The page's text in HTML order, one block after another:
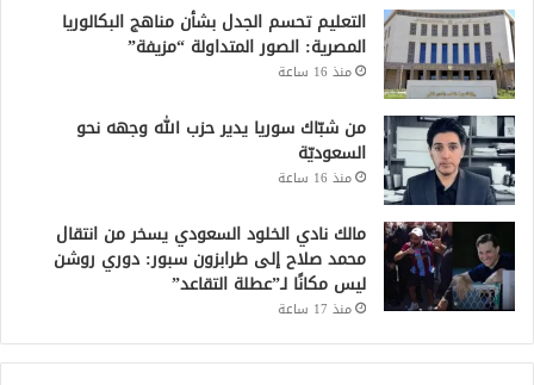
التعليم تحسم الجدل بشأن مناهج البكالوريا
المصرية: الصور المتداولة “مزيفة”
منذ 16 ساعة
من شبّاك سوريا يدير حزب الله وجهه نحو
السعوديّة
منذ 16 ساعة
مالك نادي الخلود السعودي يسخر من انتقال
محمد صلاح إلى طرابزون سبور: دوري روشن
ليس مكانًا لـ”عطلة التقاعد”
منذ 17 ساعة